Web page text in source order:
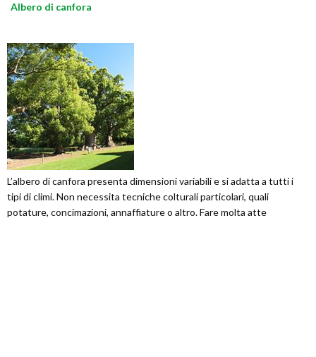
Albero di canfora
L’albero di canfora presenta dimensioni variabili e si adatta a tutti i
tipi di climi. Non necessita tecniche colturali particolari, quali
potature, concimazioni, annaffiature o altro. Fare molta atte